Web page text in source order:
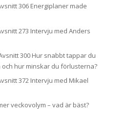
306 Energiplaner made
273 Intervju med Anders
300 Hur snabbt tappar du
hur minskar du förlusterna?
372 Intervju med Mikael
veckovolym – vad är bäst?